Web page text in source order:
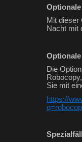
Mit dieser
Nacht mit
Die
Sie mit
https://